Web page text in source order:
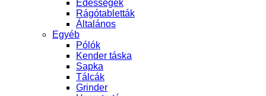
Édességek
Rágótabletták
Általános
Egyéb
Pólók
Kender táska
Sapka
Tálcák
Grinder